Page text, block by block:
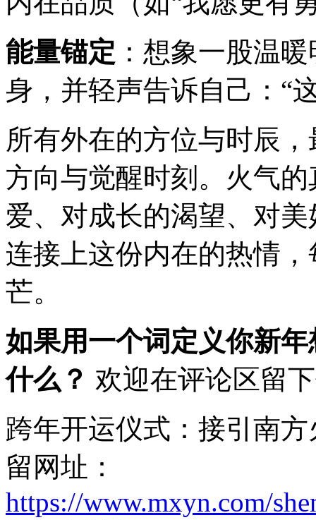
能量锚定 ：想象一股温
身，并轻声告诉自己：“
所有外在的方位与时辰
方向与觉醒时刻。火气
爱、对成长的渴望、对
连接上这份内在的热情
芒。
如果用一个词定义你新
什么？ 欢迎在评论区留
跨年开运仪式：接引南
留网址：
https://www.mxyn.com/